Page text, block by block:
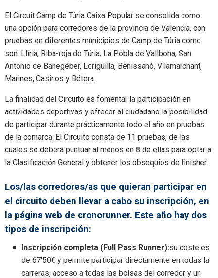
El Circuit Camp de Túria Caixa Popular se consolida como
una opción para corredores de la provincia de Valencia, con
pruebas en diferentes municipios de Camp de Túria como
son: Llíria, Riba-roja de Túria, La Pobla de Vallbona, San
Antonio de Banegéber, Loriguilla, Benissanó, Vilamarchant,
Marines, Casinos y Bétera.
La finalidad del Circuito es fomentar la participación en
actividades deportivas y ofrecer al ciudadano la posibilidad
de participar durante prácticamente todo el año en pruebas
de la comarca. El Circuito consta de 11 pruebas, de las
cuales se deberá puntuar al menos en 8 de ellas para optar a
la Clasificación General y obtener los obsequios de finisher.
Los/las corredores/as que quieran participar en
el circuito deben llevar a cabo su inscripción, en
la página web de cronorunner. Este año hay dos
tipos de inscripción:
Inscripción completa (Full Pass Runner):su coste es
de 67’50€ y permite participar directamente en todas la
carreras, acceso a todas las bolsas del corredor y un